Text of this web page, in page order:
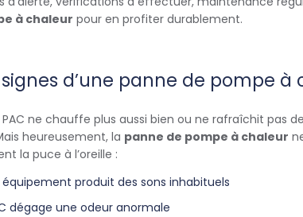
à chaleur pour en profiter durablement.
signes d’une panne de pompe à
ne chauffe plus aussi bien ou ne rafraîchit pas
heureusement, la panne de pompe à chaleur
la puce à l’oreille :
produit des sons inhabituels
dégage une odeur anormale